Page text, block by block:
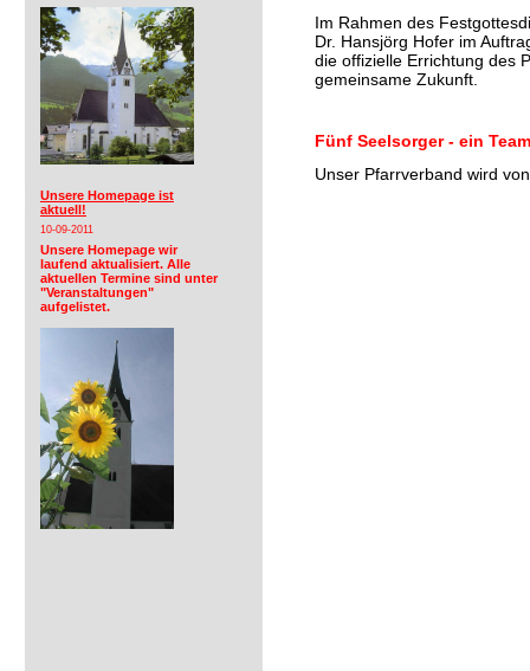
Unsere Homepage ist
aktuell!
10-09-2011
Unsere Homepage wir
laufend aktualisiert. Alle
aktuellen Termine sind unter
"Veranstaltungen"
aufgelistet.
Im Rahmen des
Dr. Hansjörg Hofer im
die offizielle Errichtung des
gemeinsame Zukunft.
Fünf Seelsorger - ein Team
Unser Pfarrverband wird